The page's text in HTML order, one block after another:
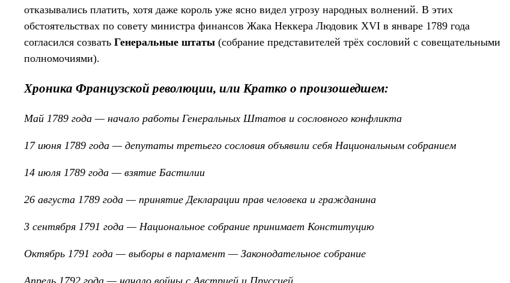
отказывались платить, хотя даже король уже ясно видел угрозу народных волнений. В этих
обстоятельствах по совету министра финансов Жака Неккера Людовик XVI в январе 1789 года
согласился созвать Генеральные штаты (собрание представителей трёх сословий с совещательными
полномочиями).
Хроника Французской революции, или Кратко о произошедшем:
Май 1789 года — начало работы Генеральных Штатов и сословного конфликта
17 июня 1789 года — депутаты третьего сословия объявили себя Национальным собранием
14 июля 1789 года — взятие Бастилии
26 августа 1789 года — принятие Декларации прав человека и гражданина
3 сентября 1791 года — Национальное собрание принимает Конституцию
Октябрь 1791 года — выборы в парламент — Законодательное собрание
Апрель 1792 года — начало войны с Австрией и Пруссией